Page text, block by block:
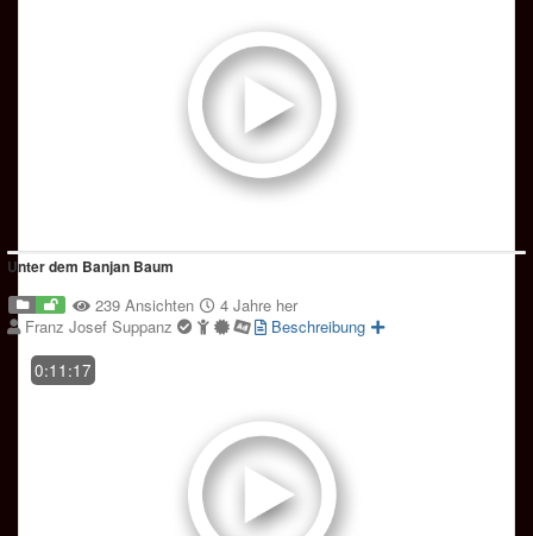
Unter dem Banjan Baum
239 Ansichten
4 Jahre her
Franz Josef Suppanz
Beschreibung
0:11:17